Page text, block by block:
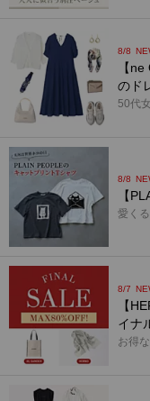
8/8
【
のド
50代
8/8
【
愛く
8/7
【
イナ
お得